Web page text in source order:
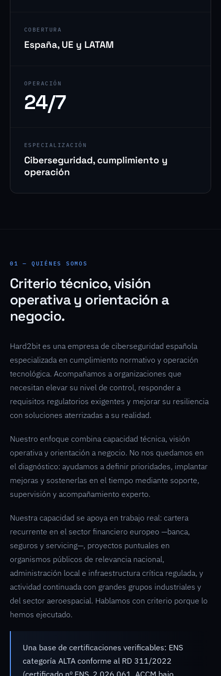
COBERTURA
España, UE y LATAM
OPERACIÓN
24/7
ESPECIALIZACIÓN
Ciberseguridad, cumplimiento y
operación
01 — QUIÉNES SOMOS
Criterio técnico, visión
operativa y orientación a
negocio.
Hard2bit es una empresa de ciberseguridad española
especializada en cumplimiento normativo y operación
tecnológica. Acompañamos a organizaciones que
necesitan elevar su nivel de control, responder a
requisitos regulatorios exigentes y mejorar su resiliencia
con soluciones aterrizadas a su realidad.
Nuestro enfoque combina capacidad técnica, visión
operativa y orientación a negocio. No nos quedamos en
el diagnóstico: ayudamos a definir prioridades, implantar
mejoras y sostenerlas en el tiempo mediante soporte,
supervisión y acompañamiento experto.
Nuestra capacidad se apoya en trabajo real: cartera
recurrente en el sector financiero europeo —banca,
seguros y servicing—, proyectos puntuales en
organismos públicos de relevancia nacional,
administración local e infraestructura crítica regulada, y
actividad continuada con grandes grupos industriales y
del sector aeroespacial. Hablamos con criterio porque lo
hemos ejecutado.
Una base de certificaciones verificables: ENS
categoría ALTA conforme al RD 311/2022
(certificado nº ENS_2.026.061, ACCM bajo